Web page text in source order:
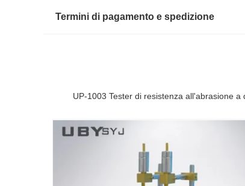
Termini di pagamento e spedizione
UP-1003 Tester di resistenza all'abrasione